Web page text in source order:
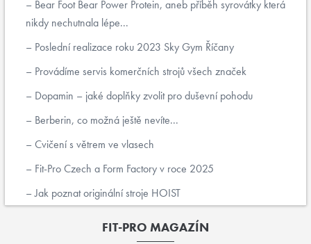
Bear Foot Bear Power Protein, aneb příběh syrovátky která
nikdy nechutnala lépe...
Poslední realizace roku 2023 Sky Gym Říčany
Provádíme servis komerčních strojů všech značek
Dopamin – jaké doplňky zvolit pro duševní pohodu
Berberin, co možná ještě nevíte...
Cvičení s větrem ve vlasech
Fit-Pro Czech a Form Factory v roce 2025
Jak poznat originální stroje HOIST
FIT-PRO MAGAZÍN